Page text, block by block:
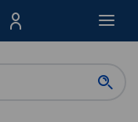
Produktów,